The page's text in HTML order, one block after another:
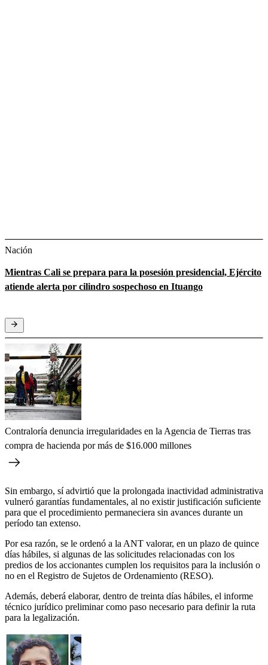
Nación
Mientras Cali se prepara para la posesión presidencial, Ejército
atiende alerta por cilindro sospechoso en Ituango
Contraloría denuncia irregularidades en la Agencia de Tierras tras
compra de hacienda por más de $16.000 millones
Sin embargo, sí advirtió que la prolongada inactividad administrativa
vulneró garantías fundamentales, al no existir justificación suficiente
para que el procedimiento permaneciera sin avances durante un
período tan extenso.
Por esa razón, se le ordenó a la ANT valorar, en un plazo de quince
días hábiles, si algunas de las solicitudes relacionadas con los
predios de los accionantes cumplen los requisitos para la inclusión o
no en el Registro de Sujetos de Ordenamiento (RESO).
Además, deberá elaborar, dentro de treinta días hábiles, el informe
técnico jurídico preliminar como paso necesario para definir la ruta
para la legalización.